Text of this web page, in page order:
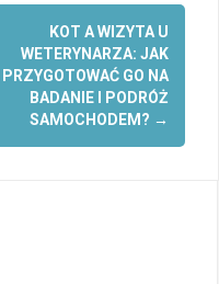
KOT A WIZYTA U
WETERYNARZA: JAK
PRZYGOTOWAĆ GO NA
BADANIE I PODRÓŻ
SAMOCHODEM? →